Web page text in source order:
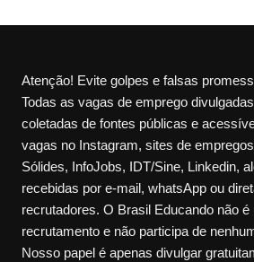
Atenção! Evite golpes e falsas
Todas as vagas de emprego
coletadas de fontes públicas e
vagas no Instagram, sites de
Sólides, InfoJobs, IDT/Sine, Linkedin,
recebidas por e-mail, whatsApp ou
recrutadores. O Brasil Educando não
recrutamento e não participa de
Nosso papel é apenas divulgar